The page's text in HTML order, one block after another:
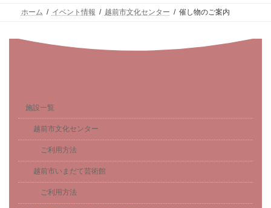
ホーム イベント情報 越前市文化センター 催し物のご案内
施設一覧
越前市文化センター
ご利用方法
越前市いまだて芸術館
ご利用方法